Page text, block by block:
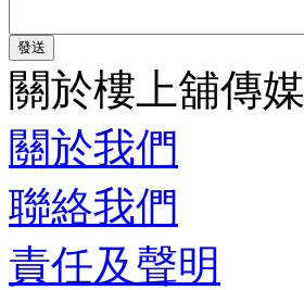
關於樓上舖傳媒
關於我們
聯絡我們
責任及聲明